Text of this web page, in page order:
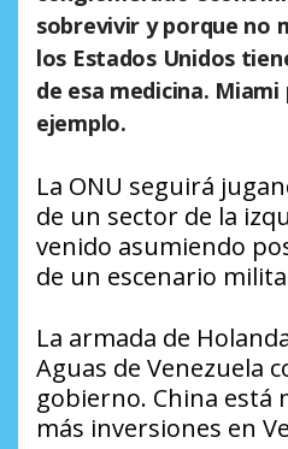
sobrevivir y porque no
los Estados Unidos
de esa medicina.
ejemplo.
La ONU seguirá
de un sector de la
venido asumiendo
de un escenario
La armada de
Aguas de Venezuela
gobierno. China está
más inversiones en